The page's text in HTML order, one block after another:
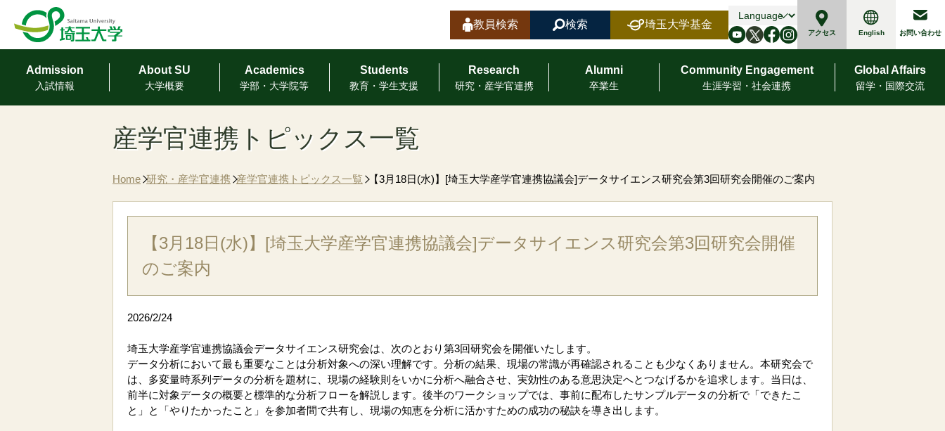
教員検索 検索 埼玉大学基金
アクセス English お問い合わせ
Admission
⼊試情報
About SU
⼤学概要
Academics
学部・⼤学院等
Students
教育・学⽣⽀援
Research
研究・産学官連携
Alumni
卒業⽣
Community Engagement
⽣涯学習・社会連携
Global Affairs
留学・国際交流
産学官連携トピックス一覧
Home 研究・産学官連携 産学官連携トピックス一覧 【3月18日(水)】[埼玉大学産学官連携協議会]データサイエンス研究会第3回研究会開催のご案内
【3月18日(水)】[埼玉大学産学官連携協議会]データサイエンス研究会第3回研究会開催
のご案内
2026/2/24
埼玉大学産学官連携協議会データサイエンス研究会は、次のとおり第3回研究会を開催いたします。
データ分析において最も重要なことは分析対象への深い理解です。分析の結果、現場の常識が再確認されることも少なくありません。本研究会で
は、多変量時系列データの分析を題材に、現場の経験則をいかに分析へ融合させ、実効性のある意思決定へとつなげるかを追求します。当日は、
前半に対象データの概要と標準的な分析フローを解説します。後半のワークショップでは、事前に配布したサンプルデータの分析で「できたこ
と」と「やりたかったこと」を参加者間で共有し、現場の知恵を分析に活かすための成功の秘訣を導き出します。